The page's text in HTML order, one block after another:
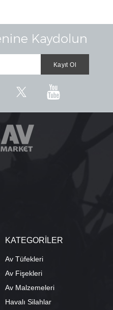
KATEGORİLER
Av Tüfekleri
Av Fişekleri
Av Malzemeleri
Havalı Silahlar